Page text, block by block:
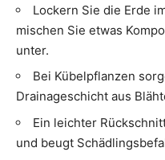
Lockern Sie die Erde
mischen Sie etwas
unter.
Bei Kübelpflanzen
Drainageschicht aus
Ein leichter
und beugt